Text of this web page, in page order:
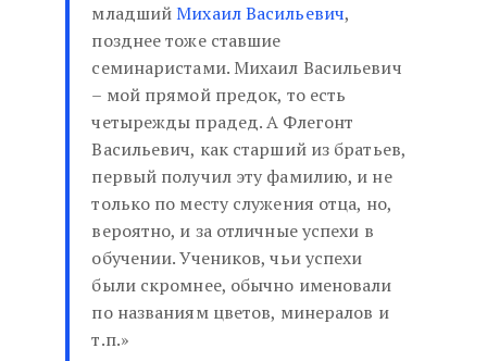
младшийМихаил Васильевич,
позднее тоже ставшие
семинаристами. Михаил Васильевич
– мой прямой предок, то есть
четырежды прадед. А Флегонт
Васильевич, как старший из братьев,
первый получил эту фамилию, и не
только по месту служения отца, но,
вероятно, и за отличные успехи в
обучении. Учеников, чьи успехи
были скромнее, обычно именовали
по названиям цветов, минералов и
т.п.»